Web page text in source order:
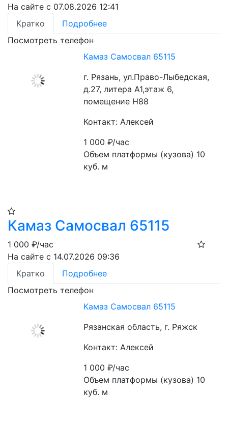
На сайте с 07.08.2026 12:41
Кратко
Подробнее
Посмотреть телефон
Камаз Самосвал 65115
г. Рязань, ул.Право-Лыбедская,
д.27, литера А1,этаж 6,
помещение Н88
Контакт: Алексей
1 000₽/час
Объем платформы (кузова) 10
куб. м
Камаз Самосвал 65115
1 000 ₽/час
На сайте с 14.07.2026 09:36
Кратко
Подробнее
Посмотреть телефон
Камаз Самосвал 65115
Рязанская область, г. Ряжск
Контакт: Алексей
1 000₽/час
Объем платформы (кузова) 10
куб. м